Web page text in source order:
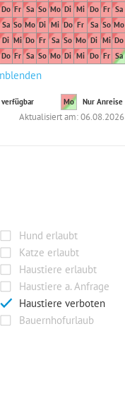
Do Fr Sa So Mo Di Mi Do Fr Sa
Sa So Mo Di Mi Do Fr Sa So Mo
Di Mi Do Fr Sa So Mo Di Mi Do
Do Fr Sa So Mo Di Mi Do Fr Sa
Mo Nur Anreise
Aktualisiert am: 06.08.2026
Hund erlaubt
Katze erlaubt
Haustiere erlaubt
Haustiere a. Anfrage
Haustiere verboten
Bauernhofurlaub